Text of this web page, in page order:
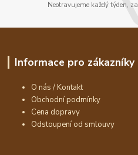
Neotravujeme každý týden,
Informace pro zákazníky
O nás / Kontakt
Obchodní podmínky
Cena dopravy
Odstoupení od smlouvy